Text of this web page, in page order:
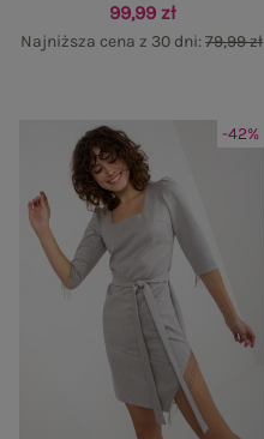
99,99 zł
Najniższa cena z 30 dni:79,99 zł
-42%